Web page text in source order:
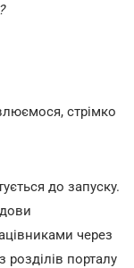
стрімко
до запуску.
через
розділів порталу